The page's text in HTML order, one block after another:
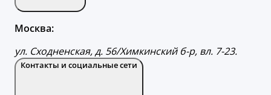
Москва:
ул. Сходненская, д. 56/Химкинский б-р, вл. 7-23.
Контакты и социальные сети